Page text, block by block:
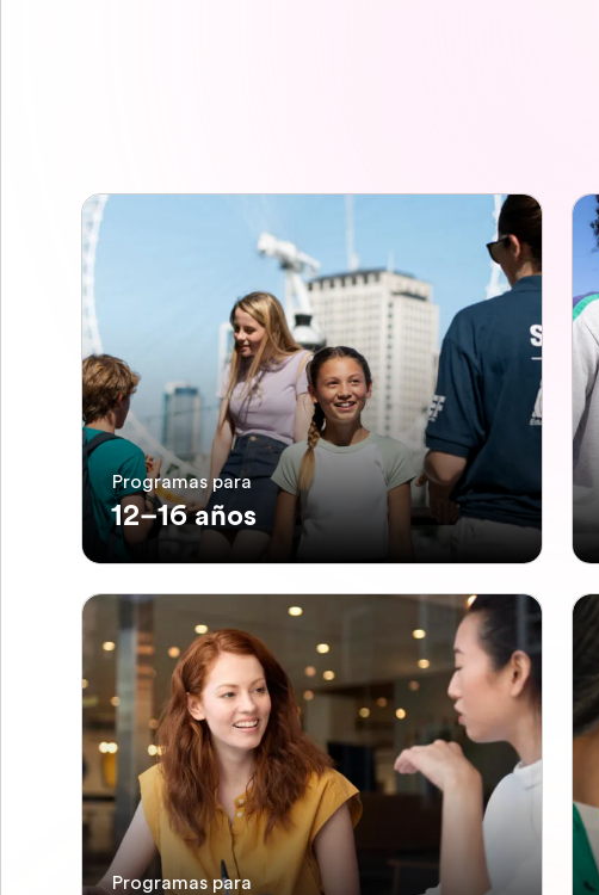
Programas para
12–16 años
Programas para